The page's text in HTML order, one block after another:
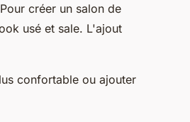
créer un salon de
usé et sale. L'ajout
confortable ou ajouter